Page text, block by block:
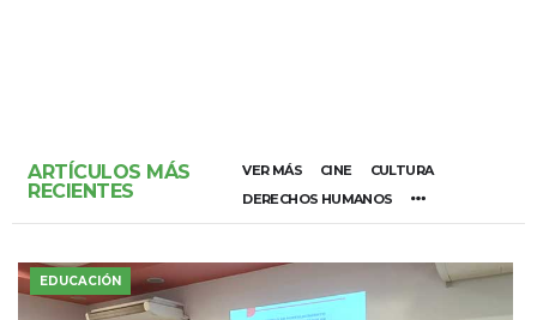
ARTÍCULOS MÁS
RECIENTES
VER MÁS CINE
CULTURA
DERECHOS HUMANOS
EDUCACIÓN